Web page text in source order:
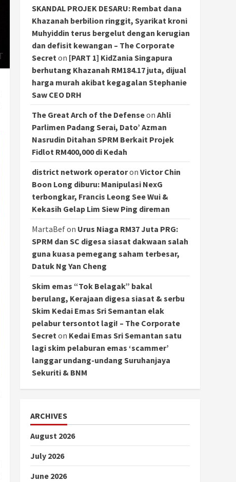
SKANDAL PROJEK DESARU: Rembat dana
Khazanah berbilion ringgit, Syarikat kroni
Muhyiddin terus bergelut dengan kerugian
dan defisit kewangan – The Corporate
Secret on [PART 1] KidZania Singapura
berhutang Khazanah RM184.17 juta, dijual
harga murah akibat kegagalan Stephanie
Saw CEO DRH
The Great Arch of the Defenseon Ahli
Parlimen Padang Serai, Dato’ Azman
Nasrudin Ditahan SPRM Berkait Projek
Fidlot RM400,000 di Kedah
district network operatoron Victor Chin
Boon Long diburu: Manipulasi NexG
terbongkar, Francis Leong See Wui &
Kekasih Gelap Lim Siew Ping direman
MartaBefon Urus Niaga RM37 Juta PRG:
SPRM dan SC digesa siasat dakwaan salah
guna kuasa pemegang saham terbesar,
Datuk Ng Yan Cheng
Skim emas “Tok Belagak” bakal
berulang, Kerajaan digesa siasat & serbu
Skim Kedai Emas Sri Semantan elak
pelabur tersontot lagi! – The Corporate
Secret on Kedai Emas Sri Semantan satu
lagi skim pelaburan emas ‘scammer’
langgar undang-undang Suruhanjaya
Sekuriti & BNM
ARCHIVES
August 2026
July 2026
June 2026